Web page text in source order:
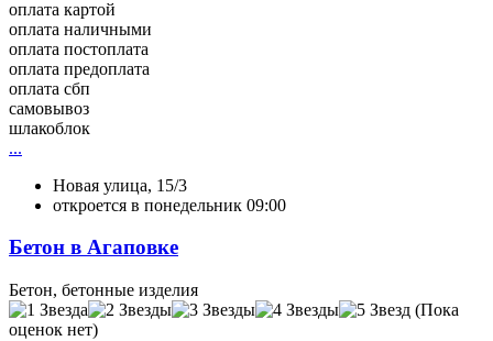
оплата картой
оплата наличными
оплата постоплата
оплата предоплата
оплата сбп
самовывоз
шлакоблок
...
Новая улица, 15/3
откроется в понедельник 09:00
Бетон в Агаповке
Бетон, бетонные изделия
(Пока
оценок нет)